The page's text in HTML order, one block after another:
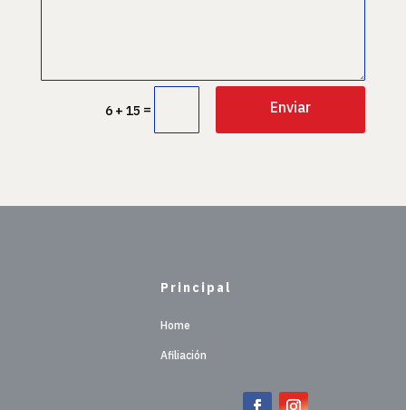
6 + 15 = Enviar
Principal
Home
Afiliación